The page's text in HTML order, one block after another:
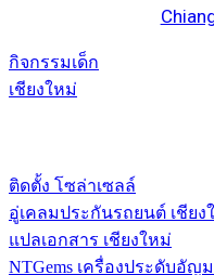
กิจกรรมเด็ก
เชียงใหม่
ติดตั้ง โซล่าเซลล์
อู่เคลมประกันรถยนต์ เชียง
แปลเอกสาร เชียงใหม่
NTGems เครื่องประดับอัญ